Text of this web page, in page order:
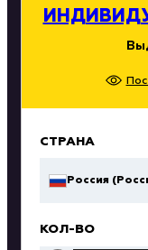
СТРАНА
Россия
КОЛ-ВО